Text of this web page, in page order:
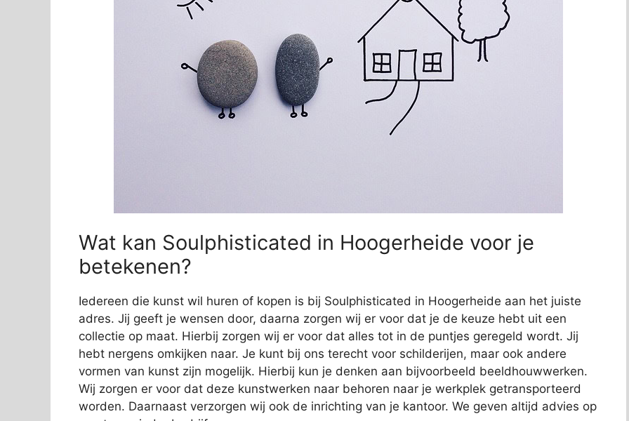
Wat kan Soulphisticated in Hoogerheide voor je
betekenen?
Iedereen die kunst wil huren of kopen is bij Soulphisticated in Hoogerheide aan het juiste
adres. Jij geeft je wensen door, daarna zorgen wij er voor dat je de keuze hebt uit een
collectie op maat. Hierbij zorgen wij er voor dat alles tot in de puntjes geregeld wordt. Jij
hebt nergens omkijken naar. Je kunt bij ons terecht voor schilderijen, maar ook andere
vormen van kunst zijn mogelijk. Hierbij kun je denken aan bijvoorbeeld beeldhouwwerken.
Wij zorgen er voor dat deze kunstwerken naar behoren naar je werkplek getransporteerd
worden. Daarnaast verzorgen wij ook de inrichting van je kantoor. We geven altijd advies op